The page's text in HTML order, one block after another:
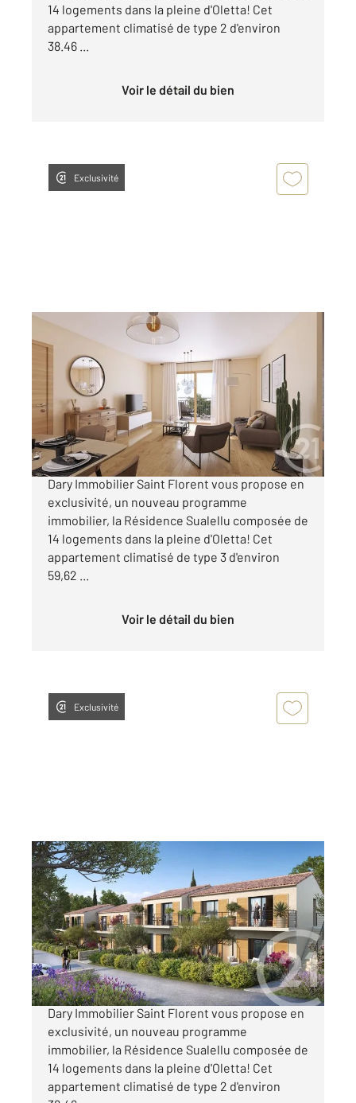
14 logements dans la pleine d'Oletta! Cet
appartement climatisé de type 2 d'environ
38.46 ...
Voir le détail du bien
Exclusivité
59,62 m
, 3 pièces
Ref : 771
Appartement T3 à vendre
235 000 €
OFFRE DE LANCEMENT L'agence Century21
Dary Immobilier Saint Florent vous propose en
exclusivité, un nouveau programme
immobilier, la Résidence Sualellu composée de
14 logements dans la pleine d'Oletta! Cet
appartement climatisé de type 3 d'environ
59,62 ...
Voir le détail du bien
Exclusivité
OLETTA 202
38,46 m2, 2 pièces
Ref : 770
Appartement T2 à vendre
155 000 €
OFFRE DE LANCEMENT L'agence Century21
Dary Immobilier Saint Florent vous propose en
exclusivité, un nouveau programme
immobilier, la Résidence Sualellu composée de
14 logements dans la pleine d'Oletta! Cet
appartement climatisé de type 2 d'environ